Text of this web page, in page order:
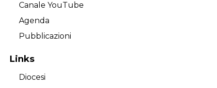
Canale YouTube
Agenda
Pubblicazioni
Links
Diocesi